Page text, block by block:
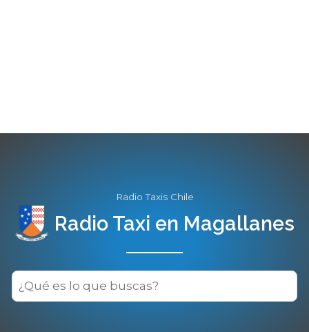
Radio Taxis Chile
Radio Taxi en Magallanes